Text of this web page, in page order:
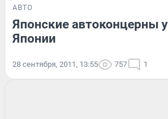
АВТО
Японские автоконцерны
Японии
28 сентября, 2011, 13:55 757 1